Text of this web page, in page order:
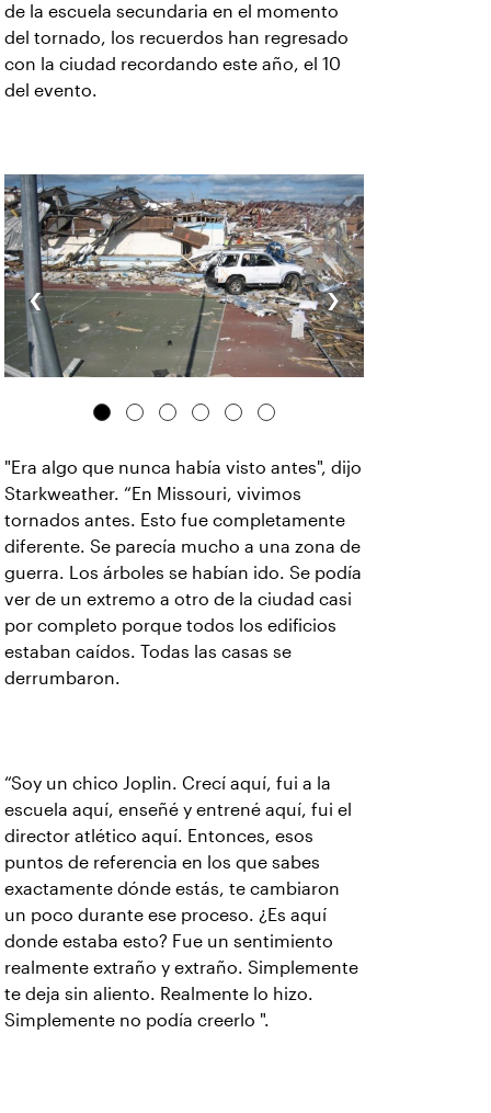
de la escuela secundaria en el momento
del tornado, los recuerdos han regresado
con la ciudad recordando este año, el 10
del evento.
‹ ›
"Era algo que nunca había visto antes", dijo
Starkweather. “En Missouri, vivimos
tornados antes. Esto fue completamente
diferente. Se parecía mucho a una zona de
guerra. Los árboles se habían ido. Se podía
ver de un extremo a otro de la ciudad casi
por completo porque todos los edificios
estaban caídos. Todas las casas se
derrumbaron.
“Soy un chico Joplin. Crecí aquí, fui a la
escuela aquí, enseñé y entrené aquí, fui el
director atlético aquí. Entonces, esos
puntos de referencia en los que sabes
exactamente dónde estás, te cambiaron
un poco durante ese proceso. ¿Es aquí
donde estaba esto? Fue un sentimiento
realmente extraño y extraño. Simplemente
te deja sin aliento. Realmente lo hizo.
Simplemente no podía creerlo ".